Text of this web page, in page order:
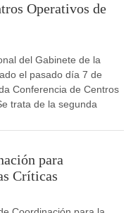
Operativos de
del Gabinete de la
el pasado día 7 de
Conferencia de Centros
trata de la segunda
para
Críticas